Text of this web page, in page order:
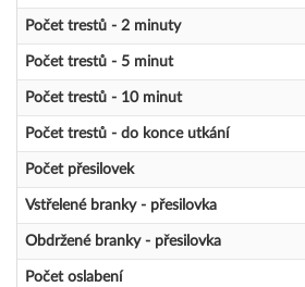
Počet trestů - 2 minuty
Počet trestů - 5 minut
Počet trestů - 10 minut
Počet trestů - do konce utkání
Počet přesilovek
Vstřelené branky - přesilovka
Obdržené branky - přesilovka
Počet oslabení